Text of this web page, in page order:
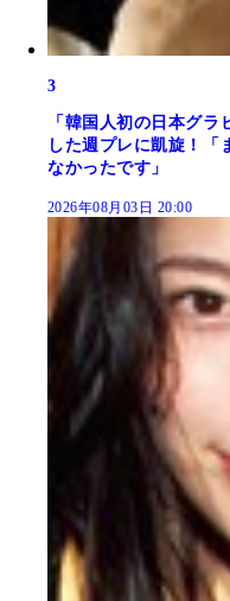
3
「韓国人初の日本グ
した週プレに凱旋！「
なかったです」
2026年08月03日 20:00